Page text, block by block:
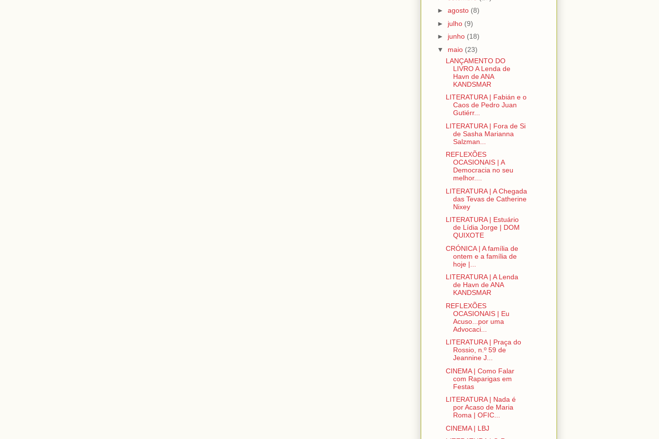
► agosto (8)
► julho (9)
► junho (18)
▼ maio (23)
LANÇAMENTO DO
LIVRO A Lenda de
Havn de ANA
KANDSMAR
LITERATURA | Fabián e o
Caos de Pedro Juan
Gutiérr...
LITERATURA | Fora de Si
de Sasha Marianna
Salzman...
REFLEXÕES
OCASIONAIS | A
Democracia no seu
melhor....
LITERATURA | A Chegada
das Tevas de Catherine
Nixey
LITERATURA | Estuário
de Lídia Jorge | DOM
QUIXOTE
CRÓNICA | A família de
ontem e a família de
hoje |...
LITERATURA | A Lenda
de Havn de ANA
KANDSMAR
REFLEXÕES
OCASIONAIS | Eu
Acuso...por uma
Advocaci...
LITERATURA | Praça do
Rossio, n.º 59 de
Jeannine J...
CINEMA | Como Falar
com Raparigas em
Festas
LITERATURA | Nada é
por Acaso de Maria
Roma | OFIC...
CINEMA | LBJ